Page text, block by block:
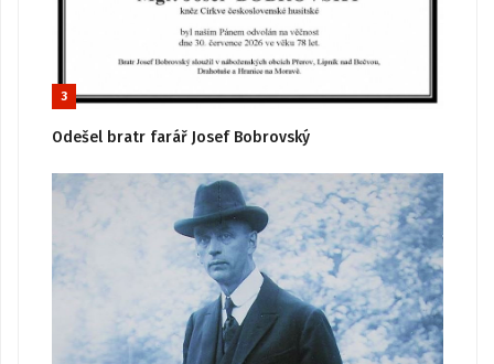
3
Odešel bratr farář Josef Bobrovský